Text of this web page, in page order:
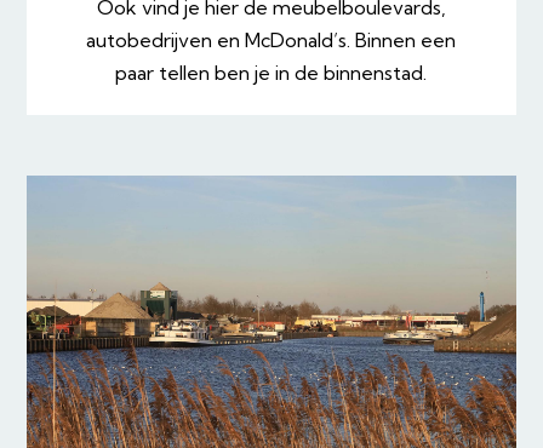
Ook vind je hier de meubelboulevards,
autobedrijven en McDonald’s. Binnen een
paar tellen ben je in de binnenstad.